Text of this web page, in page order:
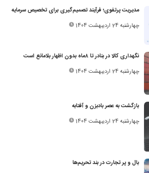
مدیریت پرتفوی؛ فرآیند تصمیم‌گیری برای تخصیص سرمایه
چهارشنبه 24 اردیبهشت 1404
نگهداری کالا در بنادر تا ۸ماه بدون اظهار بلامانع است
چهارشنبه 24 اردیبهشت 1404
بازگشت به عصر بادبزن و آفتابه
چهارشنبه 24 اردیبهشت 1404
بال و پر تجارت در بند تحریم‌ها